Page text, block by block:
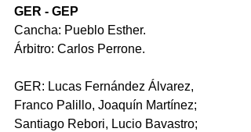
GER - GEP
Cancha: Pueblo Esther.
Árbitro: Carlos Perrone.
GER: Lucas Fernández Álvarez,
Franco Palillo, Joaquín Martínez;
Santiago Rebori, Lucio Bavastro;